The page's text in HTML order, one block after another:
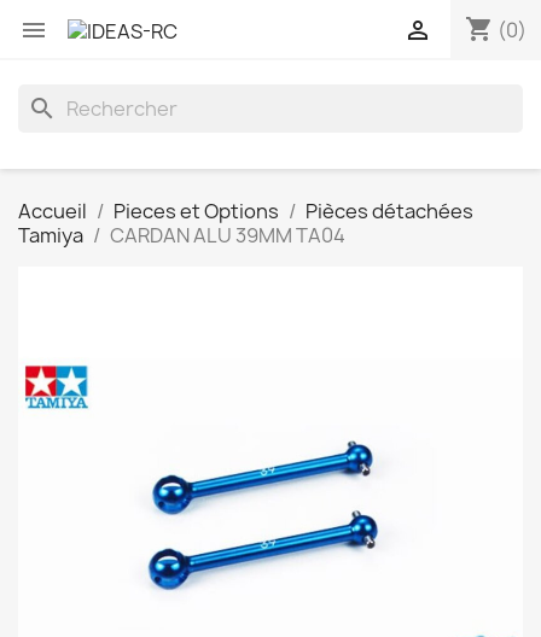
 shopping_cart (0)

search
Accueil Pieces et Options
Pièces détachées
Tamiya
CARDAN ALU 39MM TA04